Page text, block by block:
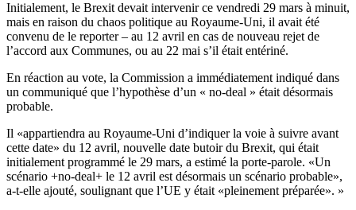
Initialement, le Brexit devait intervenir ce vendredi 29 mars à minuit,
mais en raison du chaos politique au Royaume-Uni, il avait été
convenu de le reporter – au 12 avril en cas de nouveau rejet de
l’accord aux Communes, ou au 22 mai s’il était entériné.
En réaction au vote, la Commission a immédiatement indiqué dans
un communiqué que l’hypothèse d’un « no-deal » était désormais
probable.
Il «appartiendra au Royaume-Uni d’indiquer la voie à suivre avant
cette date» du 12 avril, nouvelle date butoir du Brexit, qui était
initialement programmé le 29 mars, a estimé la porte-parole. «Un
scénario +no-deal+ le 12 avril est désormais un scénario probable»,
a-t-elle ajouté, soulignant que l’UE y était «pleinement préparée». »